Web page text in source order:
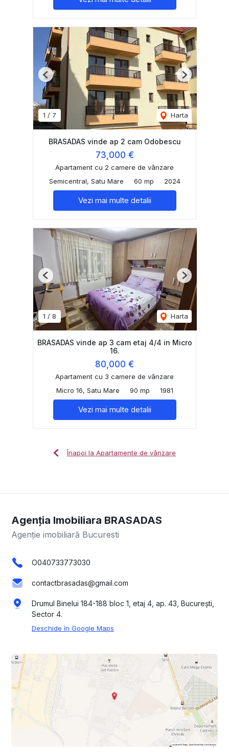
1 / 7 Harta
Previous Next
BRASADAS vinde ap 2 cam Odobescu
73,000 €
Apartament cu 2 camere de vânzare
Semicentral, Satu Mare
60 mp 2024
Vezi mai multe detalii
1 / 8 Harta
Previous Next
BRASADAS vinde ap 3 cam etaj 4/4 in Micro
16.
80,000 €
Apartament cu 3 camere de vânzare
Micro 16, Satu Mare
90 mp 1981
Vezi mai multe detalii
Înapoi la Apartamente de vânzare
Agenția Imobiliara BRASADAS
Agenție imobiliară Bucuresti
O040733773030
contactbrasadas@gmail.com
Drumul Binelui 184-188 bloc 1, etaj 4, ap. 43, București,
Sector 4.
Deschide în Google Maps